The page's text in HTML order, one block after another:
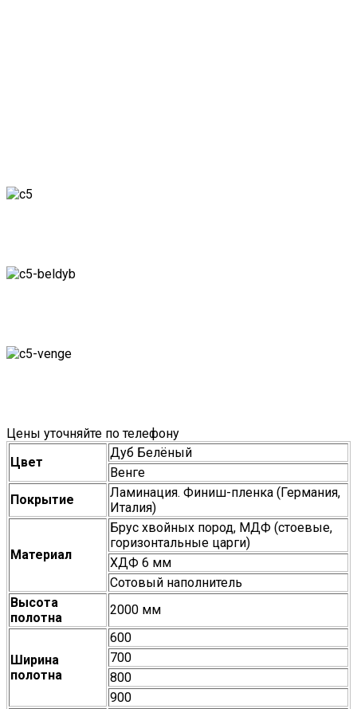
Цены уточняйте по телефону
Цвет
Дуб Белёный
Венге
Покрытие
Ламинация. Финиш-пленка (Германия,
Италия)
Материал
Брус хвойных пород, МДФ (стоевые,
горизонтальные царги)
ХДФ 6 мм
Сотовый наполнитель
Высота
полотна
2000 мм
Ширина
полотна
600
700
800
900